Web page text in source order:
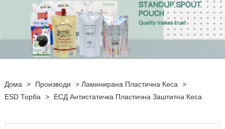
Дома > Производи > Ламинирана Пластична Кеса
>
ESD Торба
> ЕСД Антистатичка Пластична Заштитна Кеса